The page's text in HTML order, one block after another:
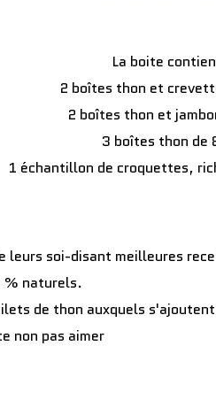
La boite
2 boîtes thon et
2 boîtes thon et
3 boîtes thon de
1 échantillon de croquettes,
leurs soi-disant meilleures
% naturels.
de thon auxquels
non pas aimer